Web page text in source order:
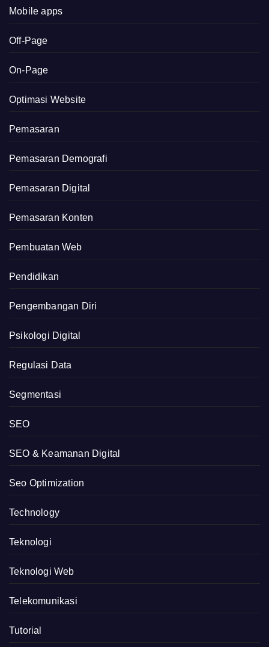
Mobile apps
Off-Page
On-Page
Optimasi Website
Pemasaran
Pemasaran Demografi
Pemasaran Digital
Pemasaran Konten
Pembuatan Web
Pendidikan
Pengembangan Diri
Psikologi Digital
Regulasi Data
Segmentasi
SEO
SEO & Keamanan Digital
Seo Optimization
Technology
Teknologi
Teknologi Web
Telekomunikasi
Tutorial